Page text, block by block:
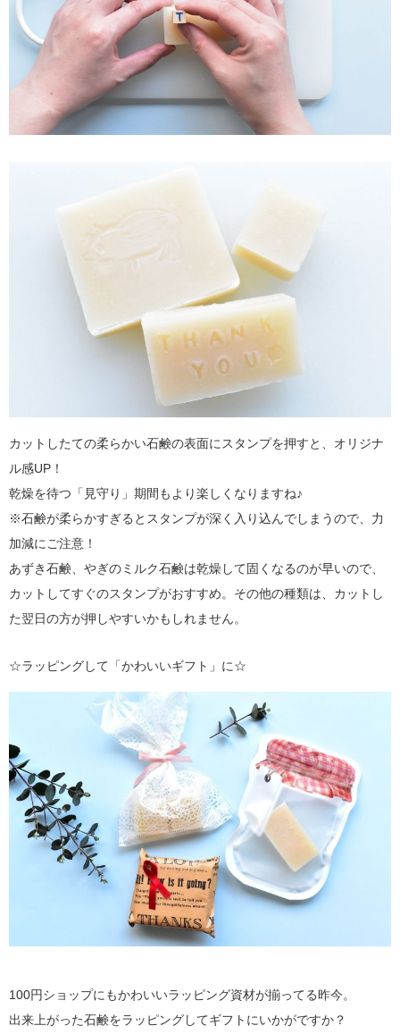
カットしたての柔らかい石鹸の表面にスタンプを押すと、オリジナ
ル感UP！
乾燥を待つ「見守り」期間もより楽しくなりますね♪
※石鹸が柔らかすぎるとスタンプが深く入り込んでしまうので、力
加減にご注意！
あずき石鹸、やぎのミルク石鹸は乾燥して固くなるのが早いので、
カットしてすぐのスタンプがおすすめ。その他の種類は、カットし
た翌日の方が押しやすいかもしれません。
☆ラッピングして「かわいいギフト」に☆
100円ショップにもかわいいラッピング資材が揃ってる昨今。
出来上がった石鹸をラッピングしてギフトにいかがですか？